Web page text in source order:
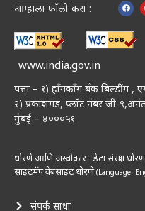
आम्हाला फॉलो करा :
www.india.gov.in
पत्ता – १) हॉंगकॉंग बँक बिल्डींग ,
२) प्रकाशगड, प्लॉट नंबर जी-९,अनंत
मुंबई – ४०००५१
धोरणे आणि अस्वीकार डेटा संरक्षण धोरण
साइटमॅपवेबसाइट धोरणे(Language:
संपर्क साधा